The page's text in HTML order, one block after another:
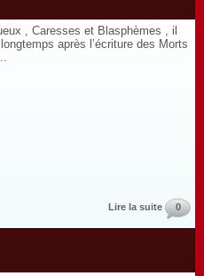
, Caresses et Blasphèmes , il
après l’écriture des Morts
Lire la suite 0